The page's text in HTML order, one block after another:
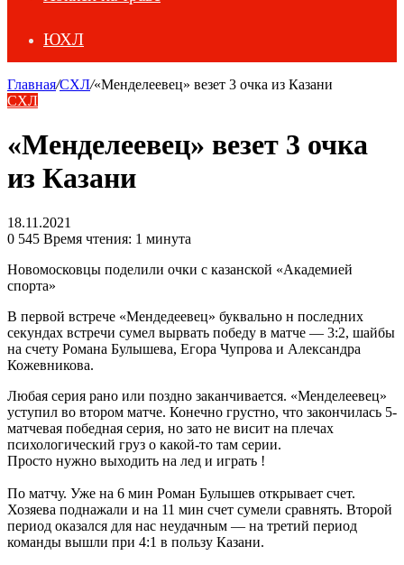
ЮХЛ
Главная/СХЛ/«Менделеевец» везет 3 очка из Казани
СХЛ
«Менделеевец» везет 3 очка
из Казани
18.11.2021
0 545 Время чтения: 1 минута
Новомосковцы поделили очки с казанской «Академией
спорта»
В первой встрече «Мендедеевец» буквально н последних
секундах встречи сумел вырвать победу в матче — 3:2, шайбы
на счету Романа Булышева, Егора Чупрова и Александра
Кожевникова.
Любая серия рано или поздно заканчивается. «Менделеевец»
уступил во втором матче. Конечно грустно, что закончилась 5-
матчевая победная серия, но зато не висит на плечах
психологический груз о какой-то там серии.
Просто нужно выходить на лед и играть !
По матчу. Уже на 6 мин Роман Булышев открывает счет.
Хозяева поднажали и на 11 мин счет сумели сравнять. Второй
период оказался для нас неудачным — на третий период
команды вышли при 4:1 в пользу Казани.